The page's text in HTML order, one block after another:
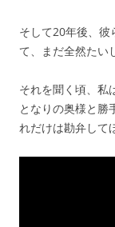
そして20年後、彼
て、まだ全然たい
それを聞く頃、私
となりの奥様と勝
れだけは勘弁して